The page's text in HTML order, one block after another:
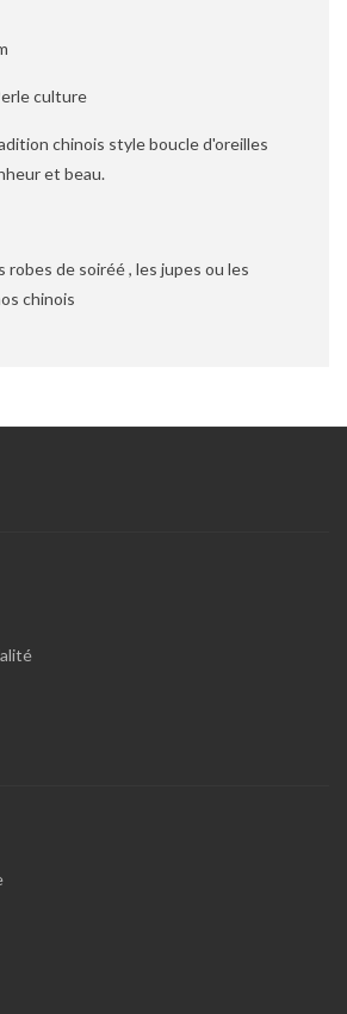
culture
chinois style boucle d'oreilles
et beau.
robes de soiréé , les jupes ou les
chinois